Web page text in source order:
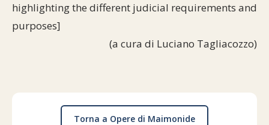
highlighting the different judicial requirements and
purposes]
(a cura di Luciano Tagliacozzo)
Torna a Opere di Maimonide